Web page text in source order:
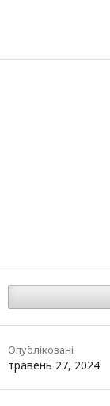
Опубліковані
травень 27, 2024